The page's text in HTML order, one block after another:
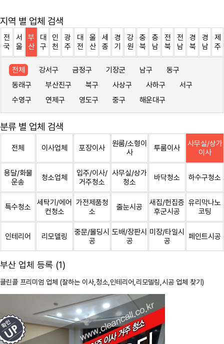
지역 별 업체 검색
전
국
서
울
부
산
대
구
인
천
광
주
대
전
울
산
세
종
경
기
강
원
충
북
충
남
전
북
전
남
경
북
경
남
제
주
전체 강서구 금정구 기장군 남구
동구
동래구
부산진구 북구 사상구 사하구
서구
수영구
연제구 영도구 중구 해운대구
분류 별 업체 검색
전체 이사업체 포장이사
원룸/소형이
사
투룸이사
사무실/상가
이사
용달/화물
운송
청소업체
입주/이사/
거주청소
사무실/상가
청소
바닥청소 하수구청소
특수청소
세탁기/에어
컨청소
가전제품청
소
줄눈시공
새집/헌집증
후군시공
유리막나노
코팅
인테리어 리모델링
중문/몰딩시
공
도배/장판시
공
미장/타일시
공
페인트시공
부산 업체 등록 (1)
클린콜 프리미엄 업체 (잘하는 이사, 청소 ,인테리어,리모델링,시공 업체 찾기)